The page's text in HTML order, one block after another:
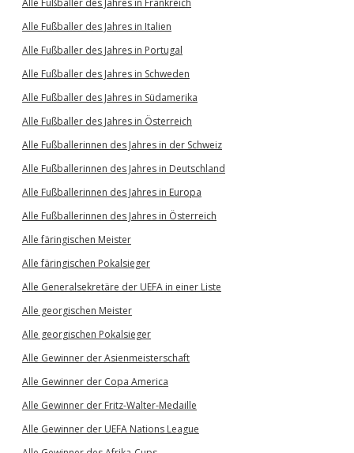
Alle Fußballer des Jahres in Frankreich
Alle Fußballer des Jahres in Italien
Alle Fußballer des Jahres in Portugal
Alle Fußballer des Jahres in Schweden
Alle Fußballer des Jahres in Südamerika
Alle Fußballer des Jahres in Österreich
Alle Fußballerinnen des Jahres in der Schweiz
Alle Fußballerinnen des Jahres in Deutschland
Alle Fußballerinnen des Jahres in Europa
Alle Fußballerinnen des Jahres in Österreich
Alle färingischen Meister
Alle färingischen Pokalsieger
Alle Generalsekretäre der UEFA in einer Liste
Alle georgischen Meister
Alle georgischen Pokalsieger
Alle Gewinner der Asienmeisterschaft
Alle Gewinner der Copa America
Alle Gewinner der Fritz-Walter-Medaille
Alle Gewinner der UEFA Nations League